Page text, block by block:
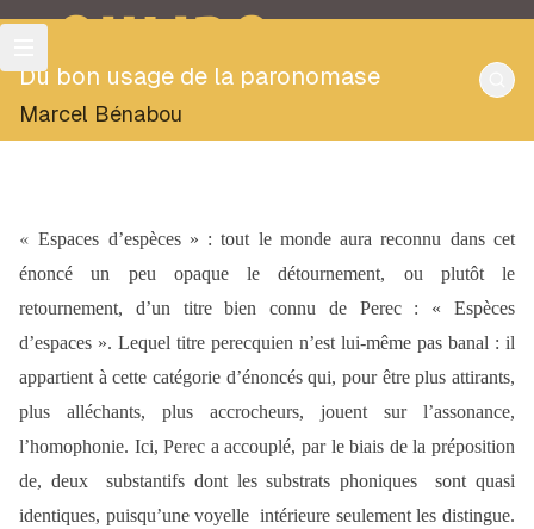
OULIPO
Du bon usage de la paronomase
Marcel Bénabou
«Espaces d’espèces » : tout le monde aura reconnu dans cet
énoncé un peu opaque le détournement, ou plutôt le
retournement, d’un titre bien connu de Perec : « Espèces
d’espaces ». Lequel titre perecquien n’est lui-même pas banal : il
appartient à cette catégorie d’énoncés qui, pour être plus attirants,
plus alléchants, plus accrocheurs, jouent sur l’assonance,
l’homophonie. Ici, Perec a accouplé, par le biais de la préposition
de, deux substantifs dont les substrats phoniques sont quasi
identiques, puisqu’une voyelle intérieure seulement les distingue.